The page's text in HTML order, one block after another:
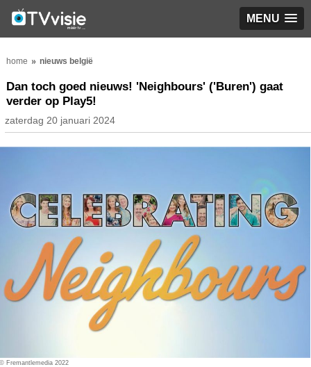
MENU
home nieuws belgië
Dan toch goed nieuws! 'Neighbours' ('Buren') gaat
verder op Play5!
zaterdag 20 januari 2024
© Fremantlemedia 2022